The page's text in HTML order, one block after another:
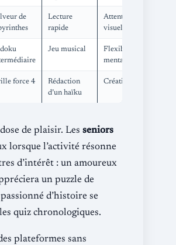
de
Lecture
rapide
Attention
visuelle
Jeu musical
Flexibilité
mentale
force 4
Rédaction
d’un haïku
Créativité
de plaisir. Les seniors
lorsque l’activité résonne
d’intérêt : un amoureux
un puzzle de
d’histoire se
quiz chronologiques.
plateformes sans